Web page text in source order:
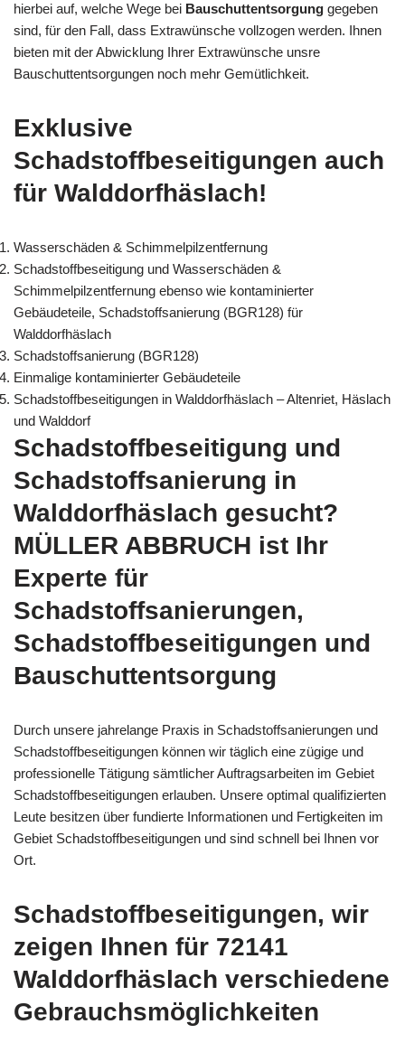
hierbei auf, welche Wege bei Bauschuttentsorgung gegeben
sind, für den Fall, dass Extrawünsche vollzogen werden. Ihnen
bieten mit der Abwicklung Ihrer Extrawünsche unsre
Bauschuttentsorgungen noch mehr Gemütlichkeit.
Exklusive
Schadstoffbeseitigungen auch
für Walddorfhäslach!
Wasserschäden & Schimmelpilzentfernung
Schadstoffbeseitigung und Wasserschäden &
Schimmelpilzentfernung ebenso wie kontaminierter
Gebäudeteile, Schadstoffsanierung (BGR128) für
Walddorfhäslach
Schadstoffsanierung (BGR128)
Einmalige kontaminierter Gebäudeteile
Schadstoffbeseitigungen in Walddorfhäslach – Altenriet, Häslach
und Walddorf
Schadstoffbeseitigung und
Schadstoffsanierung in
Walddorfhäslach gesucht?
MÜLLER ABBRUCH ist Ihr
Experte für
Schadstoffsanierungen,
Schadstoffbeseitigungen und
Bauschuttentsorgung
Durch unsere jahrelange Praxis in Schadstoffsanierungen und
Schadstoffbeseitigungen können wir täglich eine zügige und
professionelle Tätigung sämtlicher Auftragsarbeiten im Gebiet
Schadstoffbeseitigungen erlauben. Unsere optimal qualifizierten
Leute besitzen über fundierte Informationen und Fertigkeiten im
Gebiet Schadstoffbeseitigungen und sind schnell bei Ihnen vor
Ort.
Schadstoffbeseitigungen, wir
zeigen Ihnen für 72141
Walddorfhäslach verschiedene
Gebrauchsmöglichkeiten